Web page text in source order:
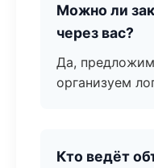
Можно ли
через вас?
Да,
организуем
Кто ведёт